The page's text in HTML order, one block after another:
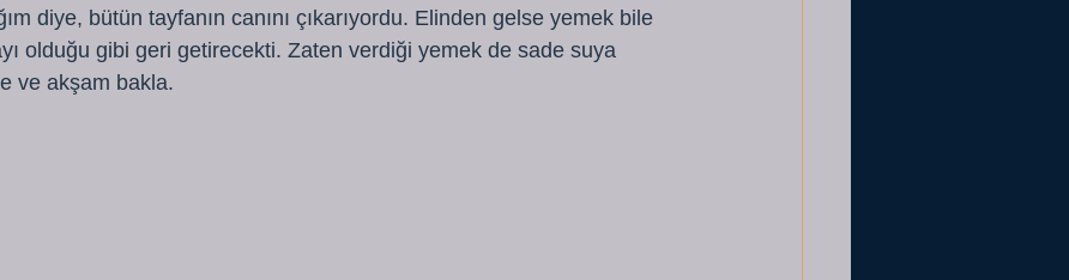
diye, bütün tayfanın canını çıkarıyordu. Elinden gelse yemek bile
olduğu gibi geri getirecekti. Zaten verdiği yemek de sade suya
ve akşam bakla.